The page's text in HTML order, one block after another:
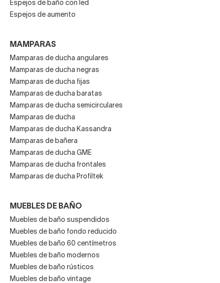
Espejos de baño con led
Espejos de aumento
MAMPARAS
Mamparas de ducha angulares
Mamparas de ducha negras
Mamparas de ducha fijas
Mamparas de ducha baratas
Mamparas de ducha semicirculares
Mamparas de ducha
Mamparas de ducha Kassandra
Mamparas de bañera
Mamparas de ducha GME
Mamparas de ducha frontales
Mamparas de ducha Profiltek
MUEBLES DE BAÑO
Muebles de baño suspendidos
Muebles de baño fondo reducido
Muebles de baño 60 centímetros
Muebles de baño modernos
Muebles de baño rústicos
Muebles de baño vintage